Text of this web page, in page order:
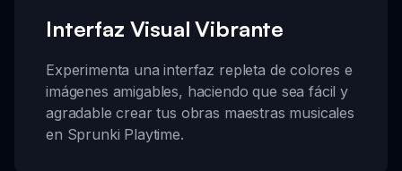
Interfaz Visual Vibrante
Experimenta una interfaz repleta de colores e
imágenes amigables, haciendo que sea fácil y
agradable crear tus obras maestras musicales
en Sprunki Playtime.